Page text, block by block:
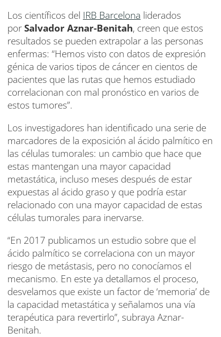
Los científicos del IRB Barcelona liderados
porSalvador Aznar-Benitah, creen que estos
resultados se pueden extrapolar a las personas
enfermas: “Hemos visto con datos de expresión
génica de varios tipos de cáncer en cientos de
pacientes que las rutas que hemos estudiado
correlacionan con mal pronóstico en varios de
estos tumores”.
Los investigadores han identificado una serie de
marcadores de la exposición al ácido palmítico en
las células tumorales: un cambio que hace que
estas mantengan una mayor capacidad
metastática, incluso meses después de estar
expuestas al ácido graso y que podría estar
relacionado con una mayor capacidad de estas
células tumorales para inervarse.
“En 2017 publicamos un estudio sobre que el
ácido palmítico se correlaciona con un mayor
riesgo de metástasis, pero no conocíamos el
mecanismo. En este ya detallamos el proceso,
desvelamos que existe un factor de ‘memoria’ de
la capacidad metastática y señalamos una vía
terapéutica para revertirlo”, subraya Aznar-
Benitah.